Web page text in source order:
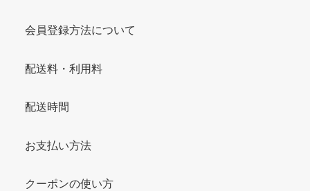
会員登録方法について
配送料・利用料
配送時間
お支払い方法
クーポンの使い方